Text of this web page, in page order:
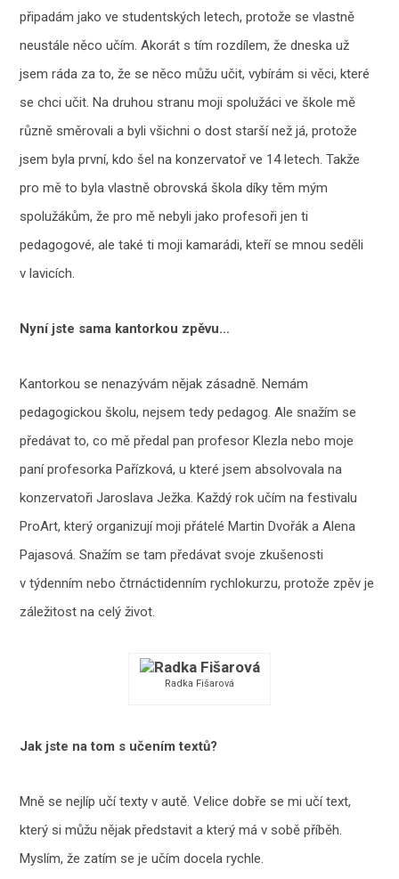
připadám jako ve studentských letech, protože se vlastně
neustále něco učím. Akorát s tím rozdílem, že dneska už
jsem ráda za to, že se něco můžu učit, vybírám si věci, které
se chci učit. Na druhou stranu moji spolužáci ve škole mě
různě směrovali a byli všichni o dost starší než já, protože
jsem byla první, kdo šel na konzervatoř ve 14 letech. Takže
pro mě to byla vlastně obrovská škola díky těm mým
spolužákům, že pro mě nebyli jako profesoři jen ti
pedagogové, ale také ti moji kamarádi, kteří se mnou seděli
v lavicích.
Nyní jste sama kantorkou zpěvu…
Kantorkou se nenazývám nějak zásadně. Nemám
pedagogickou školu, nejsem tedy pedagog. Ale snažím se
předávat to, co mě předal pan profesor Klezla nebo moje
paní profesorka Pařízková, u které jsem absolvovala na
konzervatoři Jaroslava Ježka. Každý rok učím na festivalu
ProArt, který organizují moji přátelé Martin Dvořák a Alena
Pajasová. Snažím se tam předávat svoje zkušenosti
v týdenním nebo čtrnáctidenním rychlokurzu, protože zpěv je
záležitost na celý život.
Radka Fišarová
Jak jste na tom s učením textů?
Mně se nejlíp učí texty v autě. Velice dobře se mi učí text,
který si můžu nějak představit a který má v sobě příběh.
Myslím, že zatím se je učím docela rychle.